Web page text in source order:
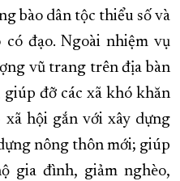
bào dân tộc thiểu số và
đạo. Ngoài nhiệm vụ
vũ trang trên địa bàn
đỡ các xã khó khăn
hội gắn với xây dựng
nông thôn mới; giúp
gia đình, giảm nghèo,